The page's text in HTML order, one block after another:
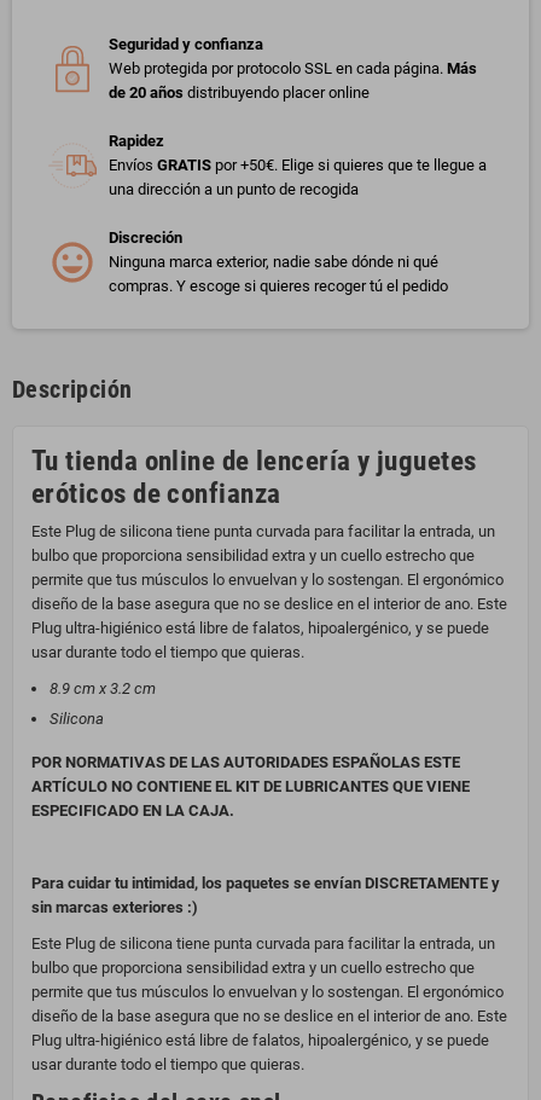
Seguridad y confianza
Web protegida por protocolo SSL en cada página. Más
de 20 años distribuyendo placer online
Rapidez
Envíos GRATIS por +50€. Elige si quieres que te llegue a
una dirección a un punto de recogida
Discreción
Ninguna marca exterior, nadie sabe dónde ni qué
compras. Y escoge si quieres recoger tú el pedido
Descripción
Tu tienda online de lencería y juguetes
eróticos de confianza
Este Plug de silicona tiene punta curvada para facilitar la entrada, un
bulbo que proporciona sensibilidad extra y un cuello estrecho que
permite que tus músculos lo envuelvan y lo sostengan. El ergonómico
diseño de la base asegura que no se deslice en el interior de ano. Este
Plug ultra-higiénico está libre de falatos, hipoalergénico, y se puede
usar durante todo el tiempo que quieras.
8.9 cm x 3.2 cm
Silicona
POR NORMATIVAS DE LAS AUTORIDADES ESPAÑOLAS ESTE
ARTÍCULO NO CONTIENE EL KIT DE LUBRICANTES QUE VIENE
ESPECIFICADO EN LA CAJA.
Para cuidar tu intimidad, los paquetes se envían DISCRETAMENTE y
sin marcas exteriores :)
Este Plug de silicona tiene punta curvada para facilitar la entrada, un
bulbo que proporciona sensibilidad extra y un cuello estrecho que
permite que tus músculos lo envuelvan y lo sostengan. El ergonómico
diseño de la base asegura que no se deslice en el interior de ano. Este
Plug ultra-higiénico está libre de falatos, hipoalergénico, y se puede
usar durante todo el tiempo que quieras.